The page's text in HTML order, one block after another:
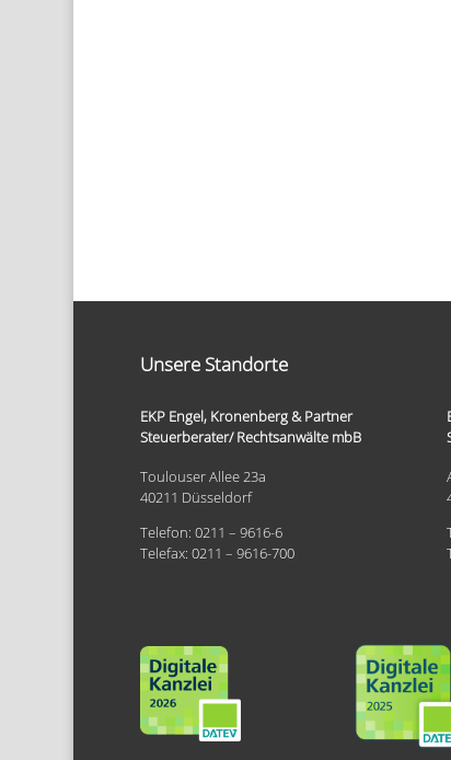
Unsere Standorte
EKP Engel, Kronenberg & Partner
Steuerberater/ Rechtsanwälte mbB
Toulouser Allee 23a
40211 Düsseldorf
Telefon: 0211 – 9616-6
Telefax: 0211 – 9616-700